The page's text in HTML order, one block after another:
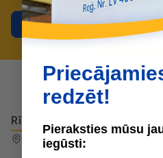
Rīga
Bērzaunes ielā 12
Būvmateriāli un apdares
redzēt!
Pieraksties mūsu
iegūsti: